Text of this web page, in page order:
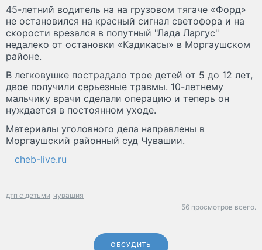
45-летний водитель на на грузовом тягаче «Форд»
не остановился на красный сигнал светофора и на
скорости врезался в попутный "Лада Ларгус"
недалеко от остановки «Кадикасы» в Моргаушском
районе.
В легковушке пострадало трое детей от 5 до 12 лет,
двое получили серьезные травмы. 10-летнему
мальчику врачи сделали операцию и теперь он
нуждается в постоянном уходе.
Материалы уголовного дела направлены в
Моргаушский районный суд Чувашии.
cheb-live.ru
дтп с детьми чувашия
56 просмотров всего.
ОБСУДИТЬ